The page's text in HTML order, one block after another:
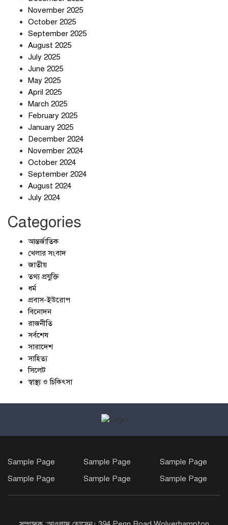
November 2025
October 2025
September 2025
August 2025
July 2025
June 2025
May 2025
April 2025
March 2025
February 2025
January 2025
December 2024
November 2024
October 2024
September 2024
August 2024
July 2024
Categories
আন্তর্জাতিক
খেলার সংবাদ
জাতীয়
তথ্য প্রযুক্তি
ধর্ম
প্রবাস-ইউরোপ
বিনোদন
রাজনীতি
সর্বশেষ
সারাদেশ
সাহিত্য
সিলেট
স্বাস্থ্য ও চিকিৎসা
Sample Page Sample Page
Sample Page
Sample Page
Sample Page Sample Page